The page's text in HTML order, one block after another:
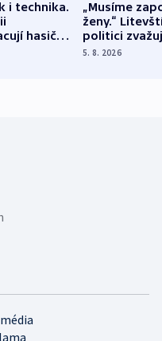
i technika.
hasiči z
„Musíme
ženy.“
politici
dohodu o
5. 8. 2026